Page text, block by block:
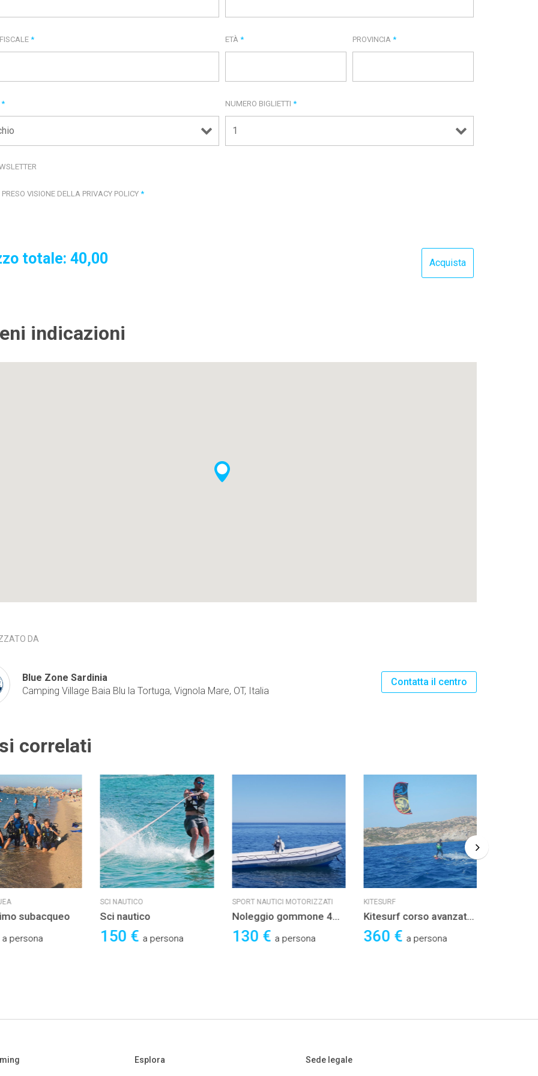
* ETÀ* PROVINCIA*
* NUMERO BIGLIETTI*
VISIONE DELLA PRIVACY POLICY *
totale: 40,00
indicazioni
DA
Blue Zone Sardinia
Camping Village Baia Blu la Tortuga, Vignola Mare, OT, Italia
Contatta il centro
correlati
subacqueo
a persona
SCI NAUTICO
Sci nautico
150 € a persona
SPORT NAUTICI MOTORIZZATI
Noleggio gommone 4
ore
130 € a persona
KITESURF
Kitesurf corso avanzato
4 ore
360 € a persona
Esplora Sede legale